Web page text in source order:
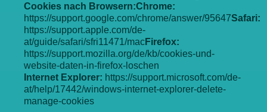
Cookies nach Browsern:Chrome:
https://support.google.com/chrome/answer/95647Safari:
https://support.apple.com/de-
at/guide/safari/sfri11471/macFirefox:
https://support.mozilla.org/de/kb/cookies-und-
website-daten-in-firefox-loschen
Internet Explorer: https://support.microsoft.com/de-
at/help/17442/windows-internet-explorer-delete-
manage-cookies